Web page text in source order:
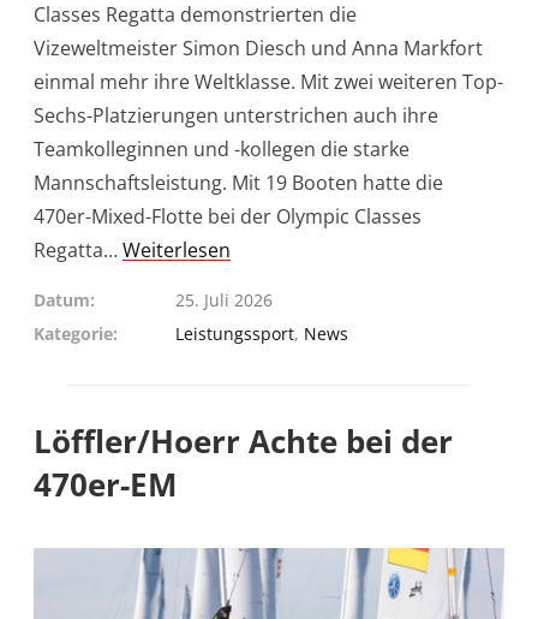
Classes Regatta demonstrierten die
Vizeweltmeister Simon Diesch und Anna Markfort
einmal mehr ihre Weltklasse. Mit zwei weiteren Top-
Sechs-Platzierungen unterstrichen auch ihre
Teamkolleginnen und -kollegen die starke
Mannschaftsleistung. Mit 19 Booten hatte die
470er-Mixed-Flotte bei der Olympic Classes
Regatta…Weiterlesen
Datum
25. Juli 2026
Kategorie
Leistungssport, News
Löffler/Hoerr Achte bei der
470er-EM